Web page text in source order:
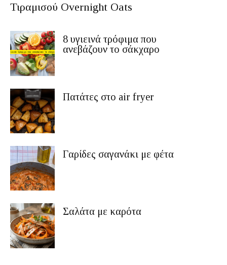
Τιραμισού Overnight Oats
8 υγιεινά τρόφιμα που
ανεβάζουν το σάκχαρο
Πατάτες στο air fryer
Γαρίδες σαγανάκι με φέτα
Σαλάτα με καρότα